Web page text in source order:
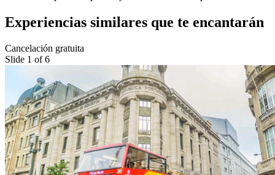
Experiencias similares que te encantarán
Cancelación gratuita
Slide 1 of 6